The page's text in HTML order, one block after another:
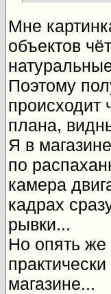
Мне
объектов
Поэтому
происходит
плана,
Я в
по
камера
кадрах
рывки...
Но опять же
магазине...